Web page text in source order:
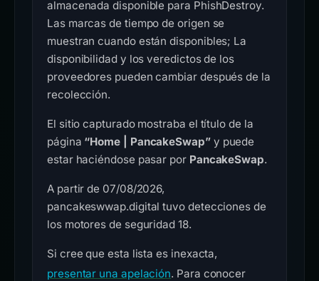
almacenada disponible para PhishDestroy.
Las marcas de tiempo de origen se
muestran cuando están disponibles; La
disponibilidad y los veredictos de los
proveedores pueden cambiar después de la
recolección.
El sitio capturado mostraba el título de la
página “Home | PancakeSwap”y puede
estar haciéndose pasar por PancakeSwap.
A partir de 07/08/2026,
pancakeswwap.digital tuvo detecciones de
los motores de seguridad 18.
Si cree que esta lista es inexacta,
presentar una apelación. Para conocer